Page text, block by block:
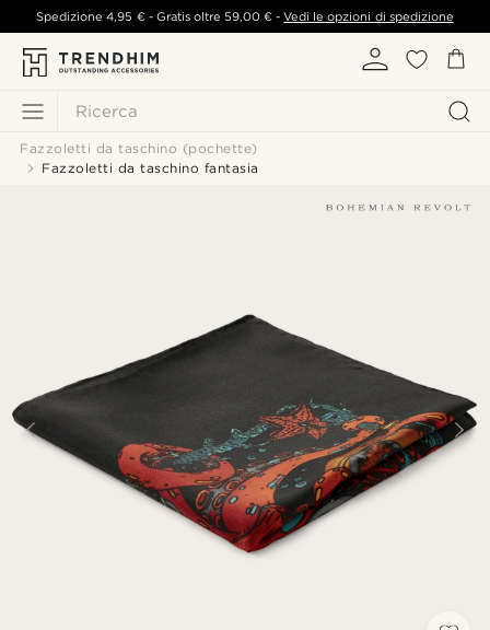
Ricerca
Spedizione4,95 €- Gratis oltre 59,00 € -Vedi le opzioni di spedizione
Fazzoletti da taschino (pochette)
Fazzoletti da taschino fantasia